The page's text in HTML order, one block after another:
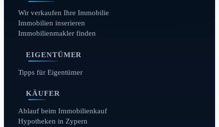
Wir verkaufen Ihre Immobilie
Immobilien inserieren
Immobilienmakler finden
EIGENTÜMER
Tipps für Eigentümer
KÄUFER
Ablauf beim Immobilienkauf
Hypotheken in Zypern